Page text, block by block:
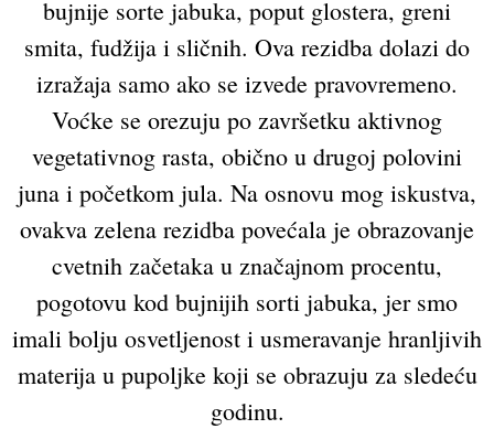
bujnije sorte jabuka, poput glostera, greni
smita, fudžija i sličnih. Ova rezidba dolazi do
izražaja samo ako se izvede pravovremeno.
Voćke se orezuju po završetku aktivnog
vegetativnog rasta, obično u drugoj polovini
juna i početkom jula. Na osnovu mog iskustva,
ovakva zelena rezidba povećala je obrazovanje
cvetnih začetaka u značajnom procentu,
pogotovu kod bujnijih sorti jabuka, jer smo
imali bolju osvetljenost i usmeravanje hranljivih
materija u pupoljke koji se obrazuju za sledeću
godinu.